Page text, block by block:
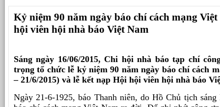
Kỷ niệm 90 năm ngày báo chí cách mạng
hội viên hội nhà báo Việt Nam
Sáng ngày 16/06/2015, Chi hội nhà báo tạp chí
trọng tổ chức lễ kỷ niệm 90 năm ngày báo chí cách
– 21/6/2015) và lễ kết nạp Hội hội viên hội nhà báo
Ngày 21-6-1925, báo Thanh niên, do Hồ Chủ tịch